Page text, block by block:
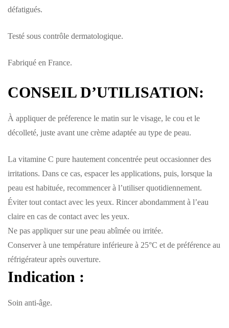
défatigués.
Testé sous contrôle dermatologique.
Fabriqué en France.
CONSEIL D’UTILISATION:
À appliquer de préference le matin sur le visage, le cou et le
décolleté, juste avant une crème adaptée au type de peau.
La vitamine C pure hautement concentrée peut occasionner des
irritations. Dans ce cas, espacer les applications, puis, lorsque la
peau est habituée, recommencer à l’utiliser quotidiennement.
Éviter tout contact avec les yeux. Rincer abondamment à l’eau
claire en cas de contact avec les yeux.
Ne pas appliquer sur une peau abîmée ou irritée.
Conserver à une température inférieure à 25°C et de préférence au
réfrigérateur après ouverture.
Indication :
Soin anti-âge.